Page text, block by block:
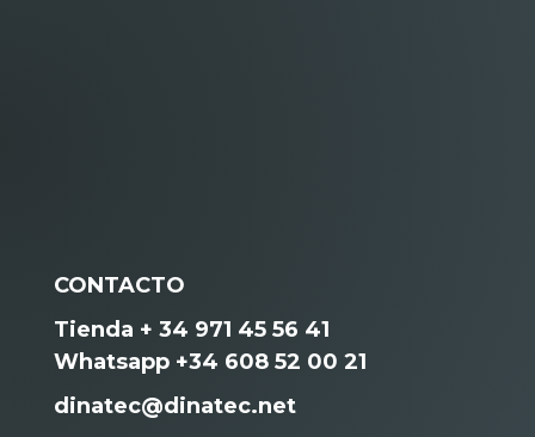
CONTACTO
Tienda + 34 971 45 56 41
Whatsapp +34 608 52 00 21
dinatec@dinatec.net